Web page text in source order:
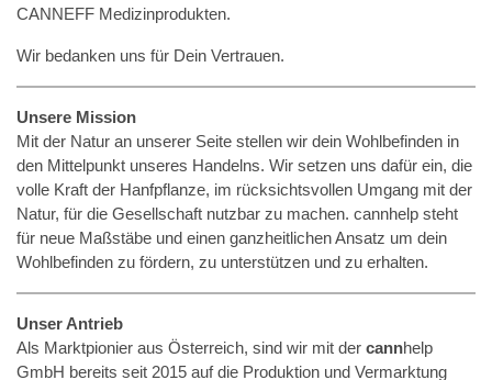
CANNEFF Medizinprodukten.
Wir bedanken uns für Dein Vertrauen.
Unsere Mission
Mit der Natur an unserer Seite stellen wir dein Wohlbefinden in
den Mittelpunkt unseres Handelns. Wir setzen uns dafür ein, die
volle Kraft der Hanfpflanze, im rücksichtsvollen Umgang mit der
Natur, für die Gesellschaft nutzbar zu machen. cannhelp steht
für neue Maßstäbe und einen ganzheitlichen Ansatz um dein
Wohlbefinden zu fördern, zu unterstützen und zu erhalten.
Unser Antrieb
Als Marktpionier aus Österreich, sind wir mit der cannhelp
GmbH bereits seit 2015 auf die Produktion und Vermarktung